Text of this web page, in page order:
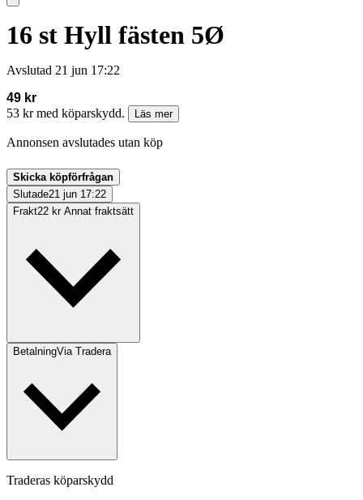
16 st Hyll fästen 5Ø
Avslutad 21 jun 17:22
49 kr
53 kr med köparskydd.
Läs mer
Annonsen avslutades utan köp
Skicka köpförfrågan
Slutade21 jun 17:22
Frakt22 kr Annat fraktsätt
BetalningVia Tradera
Traderas köparskydd